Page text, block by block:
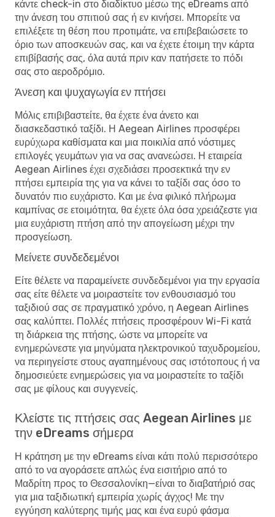
κάντε check-in στο διαδίκτυο μέσω της eDreams από
την άνεση του σπιτιού σας ή εν κινήσει. Μπορείτε να
επιλέξετε τη θέση που προτιμάτε, να επιβεβαιώσετε το
όριο των αποσκευών σας, και να έχετε έτοιμη την κάρτα
επιβίβασής σας, όλα αυτά πριν καν πατήσετε το πόδι
σας στο αεροδρόμιο.
Άνεση και ψυχαγωγία εν πτήσει
Μόλις επιβιβαστείτε, θα έχετε ένα άνετο και
διασκεδαστικό ταξίδι. Η Aegean Airlines προσφέρει
ευρύχωρα καθίσματα και μια ποικιλία από νόστιμες
επιλογές γευμάτων για να σας ανανεώσει. Η εταιρεία
Aegean Airlines έχει σχεδιάσει προσεκτικά την εν
πτήσει εμπειρία της για να κάνει το ταξίδι σας όσο το
δυνατόν πιο ευχάριστο. Και με ένα φιλικό πλήρωμα
καμπίνας σε ετοιμότητα, θα έχετε όλα όσα χρειάζεστε για
μια ευχάριστη πτήση από την απογείωση μέχρι την
προσγείωση.
Μείνετε συνδεδεμένοι
Είτε θέλετε να παραμείνετε συνδεδεμένοι για την εργασία
σας είτε θέλετε να μοιραστείτε τον ενθουσιασμό του
ταξιδιού σας σε πραγματικό χρόνο, η Aegean Airlines
σας καλύπτει. Πολλές πτήσεις προσφέρουν Wi-Fi κατά
τη διάρκεια της πτήσης, ώστε να μπορείτε να
ενημερώνεστε για μηνύματα ηλεκτρονικού ταχυδρομείου,
να περιηγείστε στους αγαπημένους σας ιστότοπους ή να
δημοσιεύετε ενημερώσεις για να μοιραστείτε το ταξίδι
σας με φίλους και συγγενείς.
Κλείστε τις πτήσεις σας Aegean Airlines με
την eDreams σήμερα
Η κράτηση με την eDreams είναι κάτι πολύ περισσότερο
από το να αγοράσετε απλώς ένα εισιτήριο από το
Μαδρίτη προς το Θεσσαλονίκη—είναι το διαβατήριό σας
για μια ταξιδιωτική εμπειρία χωρίς άγχος! Με την
εγγύηση καλύτερης τιμής μας και ένα ευρύ φάσμα